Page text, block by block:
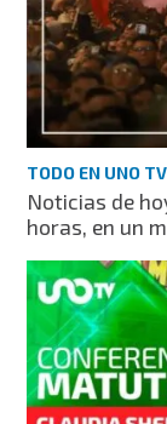
TODO EN UNO TV
Noticias de
horas, en un